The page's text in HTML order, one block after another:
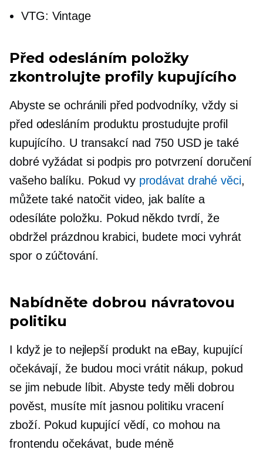
VTG: Vintage
Před odesláním položky
zkontrolujte profily kupujícího
Abyste se ochránili před podvodníky, vždy si
před odesláním produktu prostudujte profil
kupujícího. U transakcí nad 750 USD je také
dobré vyžádat si podpis pro potvrzení doručení
vašeho balíku. Pokud vy prodávat drahé věci,
můžete také natočit video, jak balíte a
odesíláte položku. Pokud někdo tvrdí, že
obdržel prázdnou krabici, budete moci vyhrát
spor o zúčtování.
Nabídněte dobrou návratovou
politiku
I když je to nejlepší produkt na eBay, kupující
očekávají, že budou moci vrátit nákup, pokud
se jim nebude líbit. Abyste tedy měli dobrou
pověst, musíte mít jasnou politiku vracení
zboží. Pokud kupující vědí, co mohou na
frontendu očekávat, bude méně